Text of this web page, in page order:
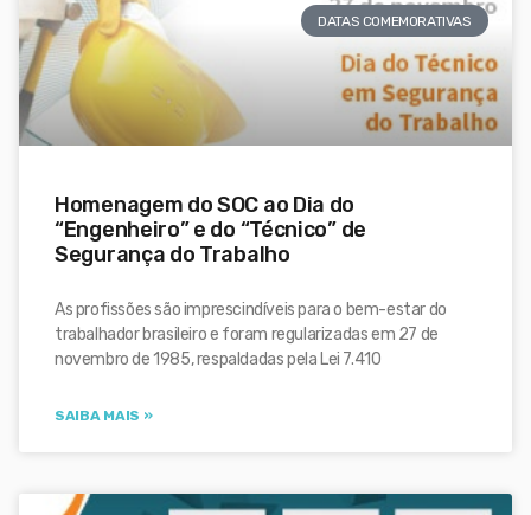
DATAS COMEMORATIVAS
Homenagem do SOC ao Dia do
“Engenheiro” e do “Técnico” de
Segurança do Trabalho
As profissões são imprescindíveis para o bem-estar do
trabalhador brasileiro e foram regularizadas em 27 de
novembro de 1985, respaldadas pela Lei 7.410
SAIBA MAIS »